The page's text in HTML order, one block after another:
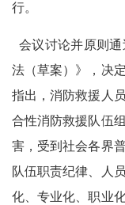
行。
会议讨论并原则
法（草案）》，决
指出，消防救援人
合性消防救援队伍
害，受到社会各界
队伍职责纪律、人
化、专业化、职业